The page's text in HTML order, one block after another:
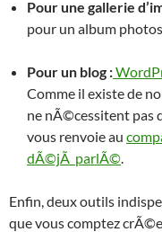
Pour une gallerie
pour un album
Pour un blog :
Comme il existe de
ne nÃ©cessitent pas
vous renvoie au
dÃ©jÃ parlÃ©.
Enfin, deux outils
que vous comptez